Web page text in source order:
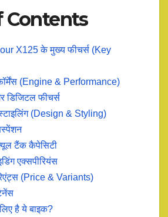
Contents
X125 के मुख्य फीचर्स (Key
(Engine & Performance)
डिजिटल फीचर्स
(Design & Styling)
टैंक कैपेसिटी
एक्सपीरियंस
(Price & Variants)
है ये बाइक?